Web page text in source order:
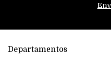
Departamentos